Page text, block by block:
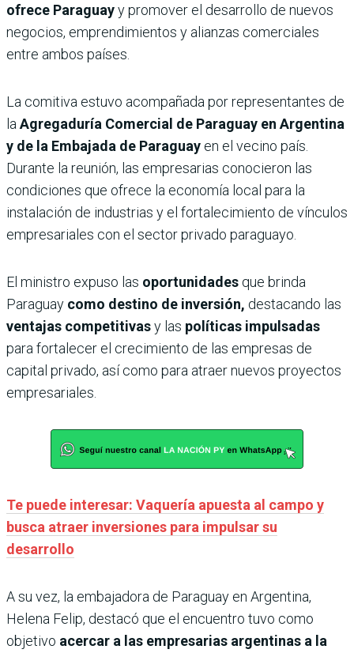
ofrece Paraguayy promover el desarrollo de nuevos
negocios, emprendimientos y alianzas comerciales
entre ambos países.
La comitiva estuvo acompañada por representantes de
la Agregaduría Comercial de Paraguay en Argentina
y de la Embajada de Paraguay en el vecino país.
Durante la reunión, las empresarias conocieron las
condiciones que ofrece la economía local para la
instalación de industrias y el fortalecimiento de vínculos
empresariales con el sector privado paraguayo.
El ministro expuso las oportunidades que brinda
Paraguay como destino de inversión, destacando las
ventajas competitivasy las políticas impulsadas
para fortalecer el crecimiento de las empresas de
capital privado, así como para atraer nuevos proyectos
empresariales.
Te puede interesar: Vaquería apuesta al campo y
busca atraer inversiones para impulsar su
desarrollo
A su vez, la embajadora de Paraguay en Argentina,
Helena Felip, destacó que el encuentro tuvo como
objetivo acercar a las empresarias argentinas a la